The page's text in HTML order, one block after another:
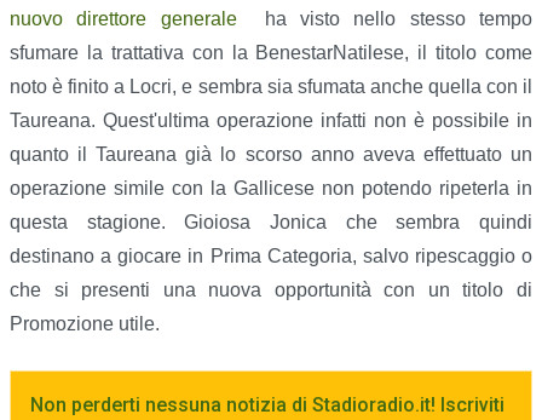
nuovo direttore generale
ha visto nello stesso tempo
sfumare la trattativa con la BenestarNatilese, il titolo come
noto è finito a Locri, e sembra sia sfumata anche quella con il
Taureana. Quest'ultima operazione infatti non è possibile in
quanto il Taureana già lo scorso anno aveva effettuato un
operazione simile con la Gallicese non potendo ripeterla in
questa stagione. Gioiosa Jonica che sembra quindi
destinano a giocare in Prima Categoria, salvo ripescaggio o
che si presenti una nuova opportunità con un titolo di
Promozione utile.
Non perderti nessuna notizia di Stadioradio.it! Iscriviti